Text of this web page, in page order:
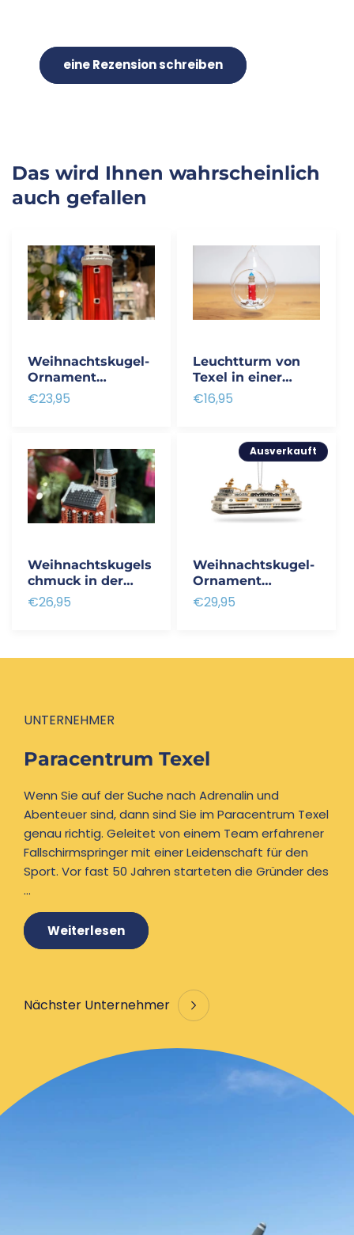
eine Rezension schreiben
Das wird Ihnen wahrscheinlich
auch gefallen
Weihnachtskugel-
Ornament
Leuchtturm Texel
Normaler
€23,95
Leuchtturm von
Texel in einer
Glaskugel
Normaler
€16,95
Weihnachtskugels
chmuck in der
Kirche von Den
Hoorn
Normaler
€26,95
Ausverkauft
Weihnachtskugel-
Ornament
Texelstroom
Normaler
€29,95
Nächster Unternehmer
UNTERNEHMER
Paracentrum Texel
Wenn Sie auf der Suche nach Adrenalin und
Abenteuer sind, dann sind Sie im Paracentrum Texel
genau richtig. Geleitet von einem Team erfahrener
Fallschirmspringer mit einer Leidenschaft für den
Sport. Vor fast 50 Jahren starteten die Gründer des
...
Weiterlesen